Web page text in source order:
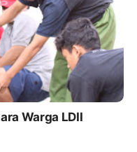
Warga LDII